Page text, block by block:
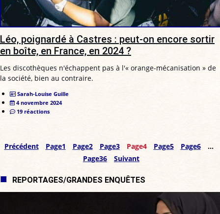
Léo, poignardé à Castres : peut-on encore sortir
en boîte, en France, en 2024 ?
Les discothèques n'échappent pas à l'« orange-mécanisation » de
la société, bien au contraire.
Sarah-Louise Guille
4 novembre 2024
19 réactions
Précédent Page1 Page2 Page3 Page4 Page5 Page6
…
Page36 Suivant
REPORTAGES/GRANDES ENQUÊTES